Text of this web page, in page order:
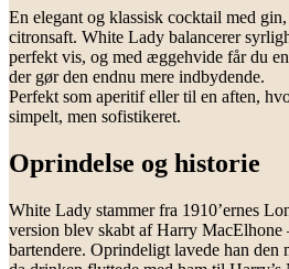
En elegant og klassisk cocktail med
citronsaft. White Lady balancerer
perfekt vis, og med æggehvide får du
der gør den endnu mere indbydende.
Perfekt som aperitif eller til en aften,
simpelt, men sofistikeret.
Oprindelse og historie
White Lady stammer fra 1910’ernes
version blev skabt af Harry MacElhone
bartendere. Oprindeligt lavede han den